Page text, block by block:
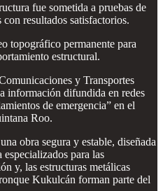
fue sometida a pruebas de
resultados satisfactorios.
topográfico permanente para
estructural.
y Transportes
información difundida en redes
de emergencia” en el
Roo.
obra segura y estable, diseñada
para las
y, las estructuras metálicas
Kukulcán forman parte del